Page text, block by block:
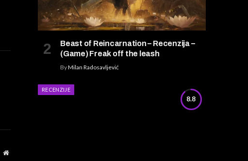
Website
Beast of Reincarnation – Recenzija –
(Game) Freak off the leash
ByMilan Radosavljević
8.8
RECENZIJE